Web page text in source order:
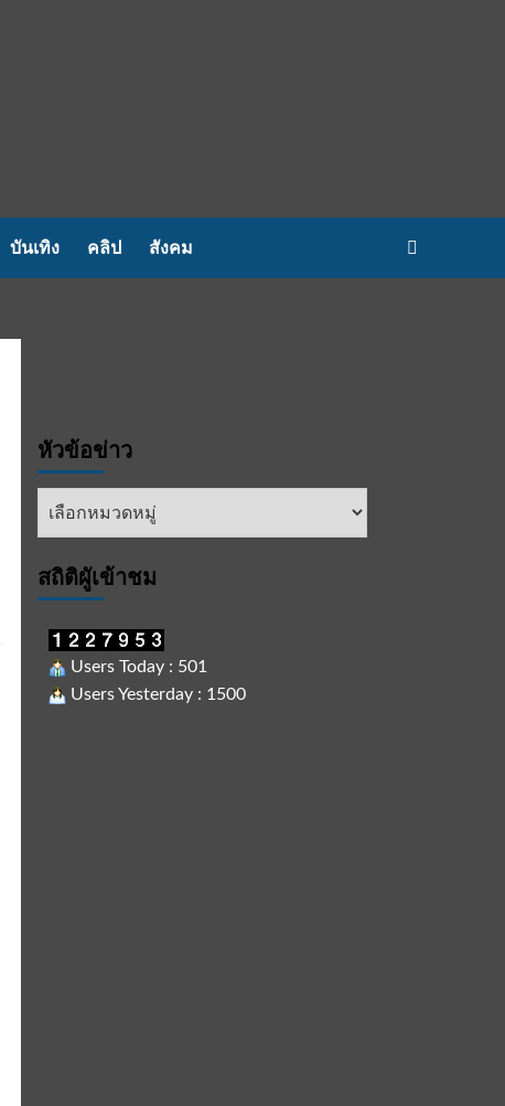
บันเทิง คลิป สังคม
หัวข้อข่าว
หัวข้อ
สถิติผูัเข้าชม
Users Today : 501
Users Yesterday : 1500